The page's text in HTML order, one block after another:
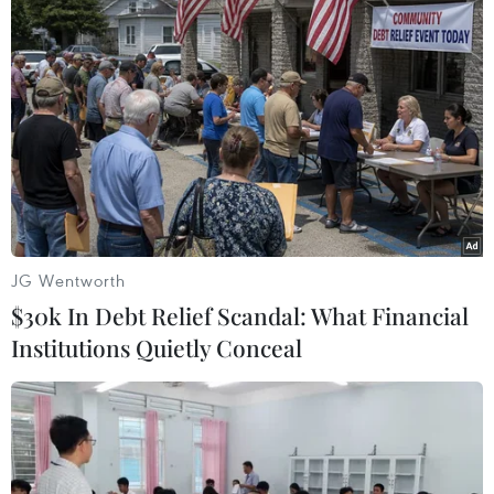
TIN LIÊN QUAN
Liên quân Mỹ tuyên bố tiến hành không
kích tiêu diệt IS tại Syria
26/12/2018 00:23
JG Wentworth
$30k In Debt Relief Scandal: What Financial
Institutions Quietly Conceal